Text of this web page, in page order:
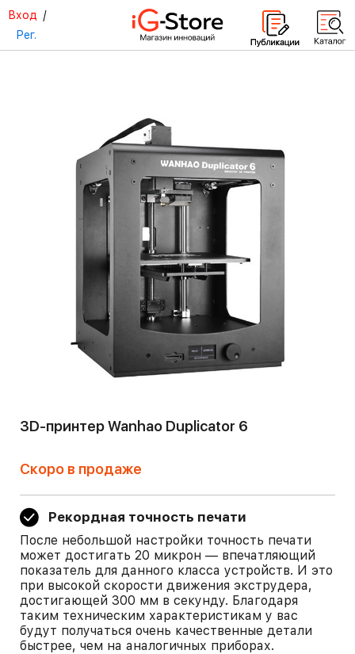
Вход /
Рег.
3D-принтер Wanhao Duplicator 6
Скоро в продаже
Рекордная точность печати
После небольшой настройки точность печати
может достигать 20 микрон — впечатляющий
показатель для данного класса устройств. И это
при высокой скорости движения экструдера,
достигающей 300 мм в секунду. Благодаря
таким техническим характеристикам у вас
будут получаться очень качественные детали
быстрее, чем на аналогичных приборах.